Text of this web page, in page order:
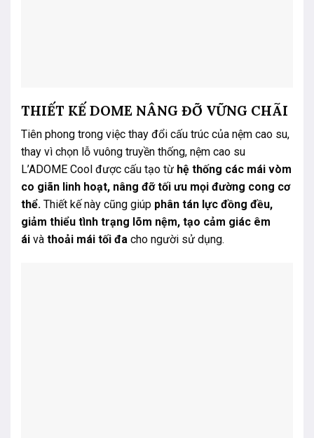
THIẾT KẾ DOME NÂNG ĐỠ VỮNG CHÃI
Tiên phong trong việc thay đổi cấu trúc của nệm cao su,
thay vì chọn lỗ vuông truyền thống, nệm cao su
L’ADOME Cool được cấu tạo từ hệ thống các mái vòm
co giãn linh hoạt, nâng đỡ tối ưu mọi đường cong cơ
thể. Thiết kế này cũng giúp phân tán lực đồng đều,
giảm thiểu tình trạng lõm nệm, tạo cảm giác êm
ái và thoải mái tối đa cho người sử dụng.